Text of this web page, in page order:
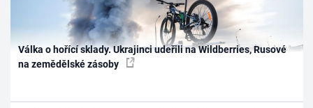
Válka o hořící sklady. Ukrajinci udeřili na Wildberries, Rusové
na zemědělské zásoby